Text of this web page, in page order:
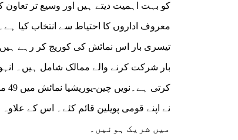
معروف اداروں کا احتیاط سے انتخاب کیا
تیسری بار اس نمائش کی کوریج کر رہے
بار شرکت کرنے والے ممالک شامل ہیں۔
میں شریک ہوئیں۔